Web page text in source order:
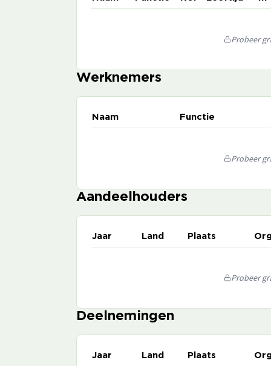
Probeer
Werknemers
Naam Functie
Probeer
Aandeelhouders
Jaar Land Plaats
Probeer
Deelnemingen
Jaar Land Plaats